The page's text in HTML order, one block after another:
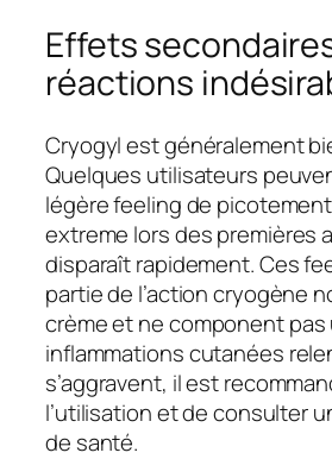
Effets
réactions
Cryogyl est généralement
Quelques utilisateurs
légère feeling de
extreme lors des premières
disparaît rapidement. Ces
partie de l’action cryogène
crème et ne component pas
inflammations cutanées
s’aggravent, il est
l’utilisation et de consulter
de santé.